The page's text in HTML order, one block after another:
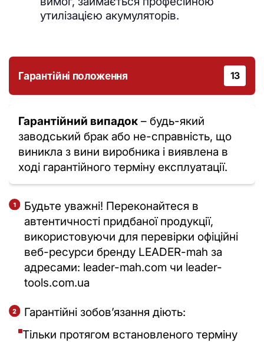
утилізацією акумуляторів.
Гарантійні положення 13
Гарантійний випадок– будь-який
заводський брак або не-справність, що
виникла з вини виробника і виявлена в
ході гарантійного терміну експлуатації.
Будьте уважні! Переконайтеся в
автентичності придбаної продукції,
використовуючи для перевірки офіційні
веб-ресурси бренду LEADER-mah за
адресами: leader-mah.com чи leader-
tools.com.ua
Гарантійні зобовʼязання діють:
Тільки протягом встановленого терміну